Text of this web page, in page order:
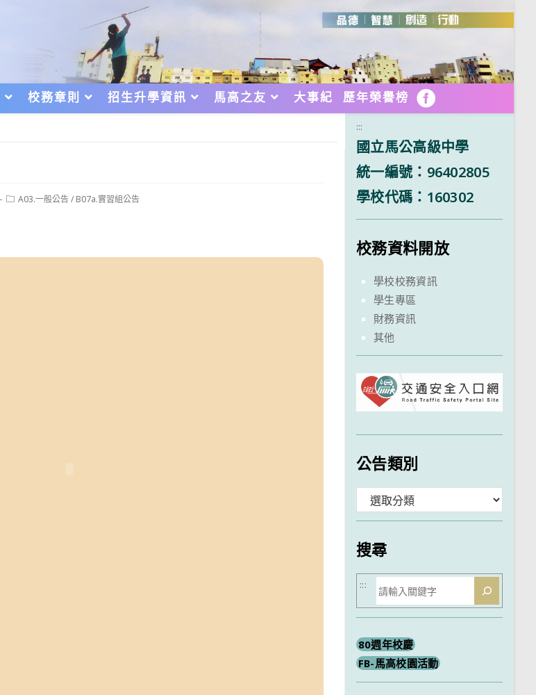
校務章則 招生升學資訊 馬高之友 大事紀 歷年榮譽榜 FB
PostA03.一般公告/ B07a.實習組公告
:::
國立馬公高級中學
統一編號：96402805
學校代碼：160302
校務資料開放
學校校務資訊
學生專區
財務資訊
其他
公告類別
類
搜尋
搜
尋
:::
80週年校慶
FB-馬高校園活動